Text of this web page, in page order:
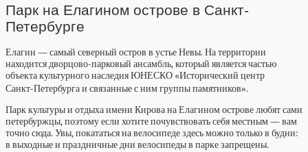
Парк на Елагином острове в Санкт-
Петербурге
Елагин — самый северный остров в устье Невы. На территории
находится дворцово-парковый ансамбль, который является частью
объекта культурного наследия ЮНЕСКО «Исторический центр
Санкт‑Петербурга и связанные с ним группы памятников».
Парк культуры и отдыха имени Кирова на Елагином острове любят сами
петербуржцы, поэтому если хотите почувствовать себя местным — вам
точно сюда. Увы, покататься на велосипеде здесь можно только в будни:
в выходные и праздничные дни велосипеды в парке запрещены.